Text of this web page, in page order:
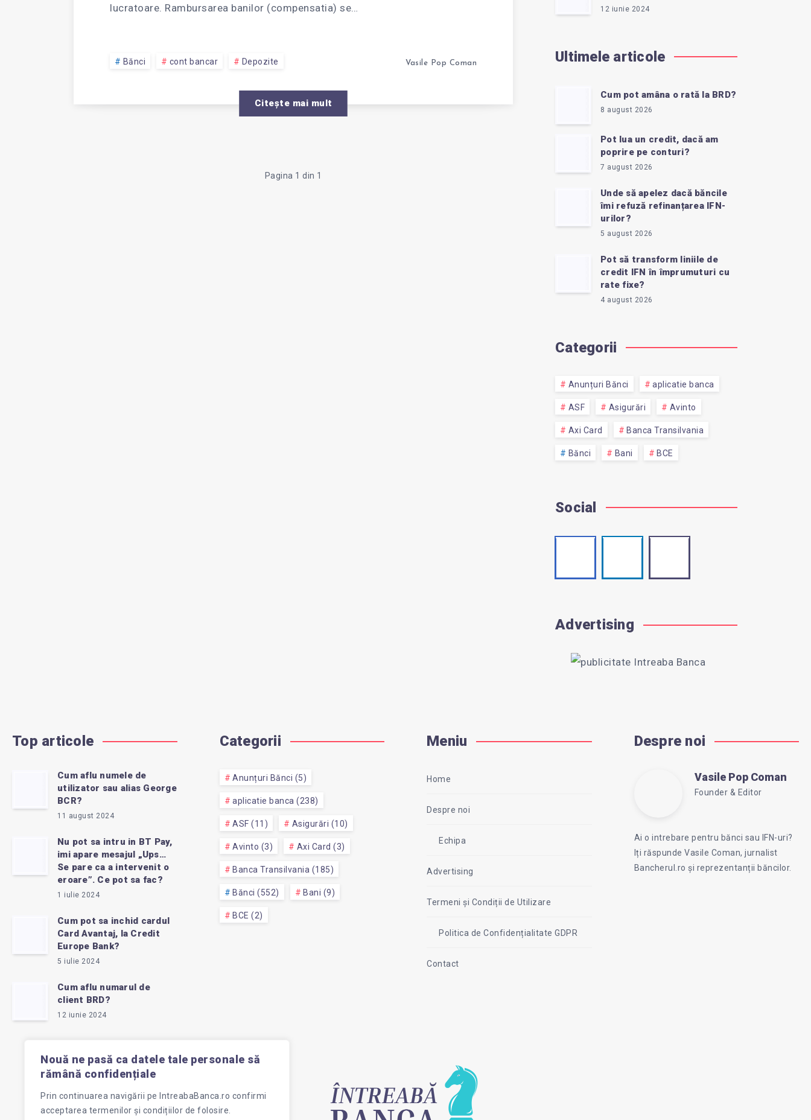
Nouă ne pasă ca datele tale personale să
rămână confidențiale
Prin continuarea navigării pe IntreabaBanca.ro confirmi
acceptarea termenilor și condițiilor de folosire.
lucratoare. Rambursarea banilor (compensatia) se…
Bănci cont bancar Depozite Vasile Pop Coman
Citește mai mult
Pagina 1 din 1
12 iunie 2024
Ultimele articole
Cum pot amâna o rată la BRD?
8 august 2026
Pot lua un credit, dacă am
poprire pe conturi?
7 august 2026
Unde să apelez dacă băncile
îmi refuză refinanțarea IFN-
urilor?
5 august 2026
Pot să transform liniile de
credit IFN în împrumuturi cu
rate fixe?
4 august 2026
Categorii
Anunțuri Bănci aplicatie banca
ASF Asigurări Avinto
Axi Card Banca Transilvania
Bănci Bani BCE
Social
Advertising
Top articole
Cum aflu numele de
utilizator sau alias George
BCR?
11 august 2024
Nu pot sa intru in BT Pay,
imi apare mesajul „Ups…
Se pare ca a intervenit o
eroare”. Ce pot sa fac?
1 iulie 2024
Cum pot sa inchid cardul
Card Avantaj, la Credit
Europe Bank?
5 iulie 2024
Cum aflu numarul de
client BRD?
12 iunie 2024
Categorii
Anunțuri Bănci (5)
aplicatie banca (238)
ASF (11) Asigurări (10)
Avinto (3) Axi Card (3)
Banca Transilvania (185)
Bănci (552) Bani (9)
BCE (2)
Meniu
Home
Despre noi
Echipa
Advertising
Termeni și Condiții de Utilizare
Politica de Confidențialitate GDPR
Contact
Despre noi
Vasile
Pop
Coman
Vasile Pop Coman
Founder & Editor
Facebook
Ai o intrebare pentru bănci sau IFN-uri?
Iți răspunde Vasile Coman, jurnalist
Bancherul.ro și reprezentanții băncilor.